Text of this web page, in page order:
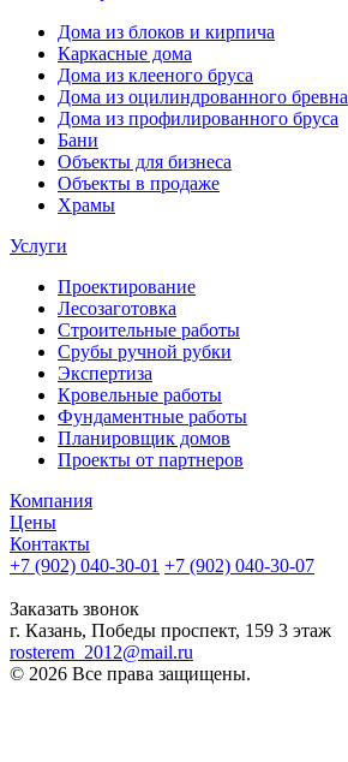
Дома из блоков и кирпича
Каркасные дома
Дома из клееного бруса
Дома из оцилиндрованного бревна
Дома из профилированного бруса
Бани
Объекты для бизнеса
Объекты в продаже
Храмы
Услуги
Проектирование
Лесозаготовка
Строительные работы
Срубы ручной рубки
Экспертиза
Кровельные работы
Фундаментные работы
Планировщик домов
Проекты от партнеров
Компания
Цены
Контакты
+7 (902) 040-30-01 +7 (902) 040-30-07
Заказать звонок
г. Казань, Победы проспект, 159 3 этаж
rosterem_2012@mail.ru
© 2026 Все права защищены.